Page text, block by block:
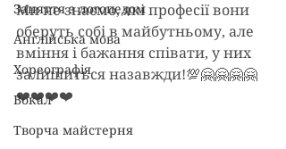
Заняття з логопедом
Англійська мова
Хореографія
Вокал
Творча майстерня
Ми не знаємо, які професії вони
оберуть собі в майбутньому, але
вміння і бажання співати, у них
залишиться назавжди!💯🤗🤗🤗🤗
❤️❤️❤️❤️